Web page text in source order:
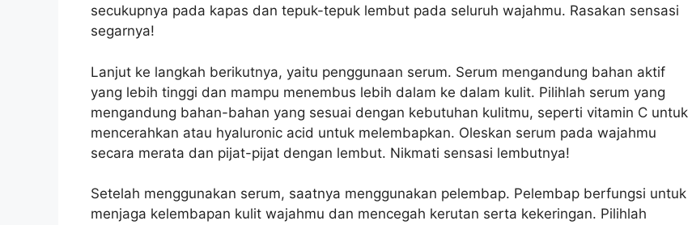
secukupnya pada kapas dan tepuk-tepuk lembut pada seluruh wajahmu. Rasakan sensasi
segarnya!
Lanjut ke langkah berikutnya, yaitu penggunaan serum. Serum mengandung bahan aktif
yang lebih tinggi dan mampu menembus lebih dalam ke dalam kulit. Pilihlah serum yang
mengandung bahan-bahan yang sesuai dengan kebutuhan kulitmu, seperti vitamin C untuk
mencerahkan atau hyaluronic acid untuk melembapkan. Oleskan serum pada wajahmu
secara merata dan pijat-pijat dengan lembut. Nikmati sensasi lembutnya!
Setelah menggunakan serum, saatnya menggunakan pelembap. Pelembap berfungsi untuk
menjaga kelembapan kulit wajahmu dan mencegah kerutan serta kekeringan. Pilihlah